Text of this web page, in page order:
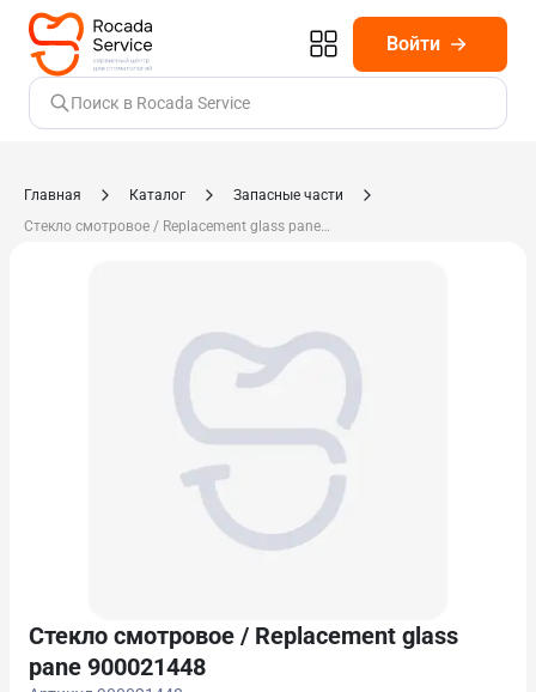
Войти
Поиск в Rocada Service
Главная Каталог
Запасные части
Стекло смотровое / Replacement glass pane 900021448
Стекло смотровое / Replacement glass
pane 900021448